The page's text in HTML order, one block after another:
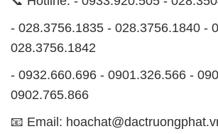
- 028.3756.1835 - 028.3756.1840 -
028.3756.1842
- 0932.660.696 - 0901.326.566 -
0902.765.866
📧 Email: